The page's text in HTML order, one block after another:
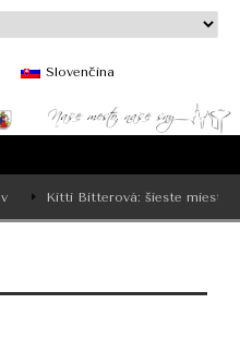
Slovenčina
Kitti Bitterová: šieste miesto